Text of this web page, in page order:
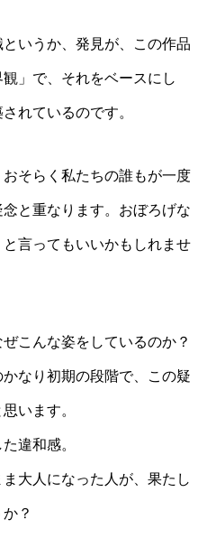
いうか、発見が、この作品
」で、それをベースにし
れているのです。
そらく私たちの誰もが一度
と重なります。おぼろげな
言ってもいいかもしれませ
こんな姿をしているのか？
なり初期の段階で、この疑
います。
違和感。
大人になった人が、果たし
？